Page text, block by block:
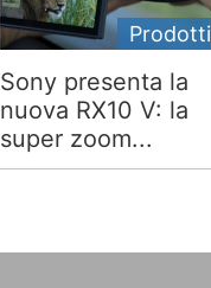
Prodotti
Sony presenta la
nuova RX10 V: la
super zoom...